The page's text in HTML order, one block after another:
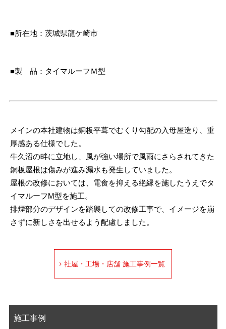
■所在地：茨城県龍ケ崎市
■製 品：タイマルーフＭ型
メインの本社建物は銅板平葺でむくり勾配の入母屋造り、重
厚感ある仕様でした。
牛久沼の畔に立地し、風が強い場所で風雨にさらされてきた
銅板屋根は傷みが進み漏水も発生していました。
屋根の改修においては、電食を抑える絶縁を施したうえでタ
イマルーフM型を施工。
排煙部分のデザインを踏襲しての改修工事で、イメージを崩
さずに新しさを出せるよう配慮しました。
社屋・工場・店舗 施工事例一覧
施工事例